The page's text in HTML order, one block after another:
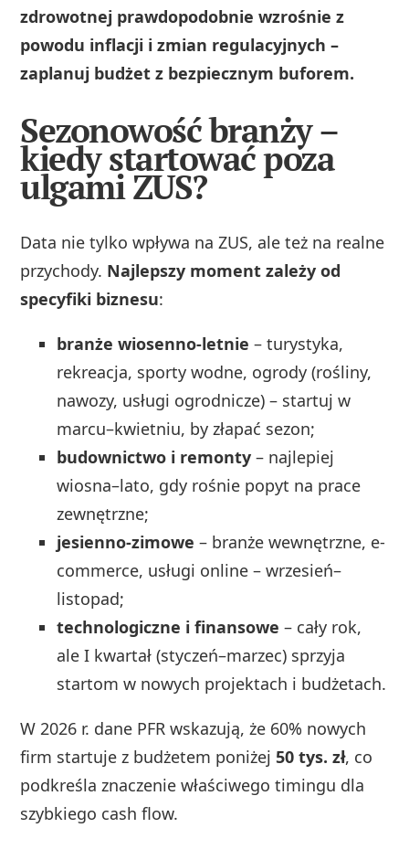
zdrowotnej prawdopodobnie wzrośnie z
powodu inflacji i zmian regulacyjnych –
zaplanuj budżet z bezpiecznym buforem.
Sezonowość branży –
kiedy startować poza
ulgami ZUS?
Data nie tylko wpływa na ZUS, ale też na realne
przychody. Najlepszy moment zależy od
specyfiki biznesu:
branże wiosenno-letnie – turystyka,
rekreacja, sporty wodne, ogrody (rośliny,
nawozy, usługi ogrodnicze) – startuj w
marcu–kwietniu, by złapać sezon;
budownictwo i remonty – najlepiej
wiosna–lato, gdy rośnie popyt na prace
zewnętrzne;
jesienno-zimowe – branże wewnętrzne, e-
commerce, usługi online – wrzesień–
listopad;
technologiczne i finansowe – cały rok,
ale I kwartał (styczeń–marzec) sprzyja
startom w nowych projektach i budżetach.
W 2026 r. dane PFR wskazują, że 60% nowych
firm startuje z budżetem poniżej50 tys. zł, co
podkreśla znaczenie właściwego timingu dla
szybkiego cash flow.